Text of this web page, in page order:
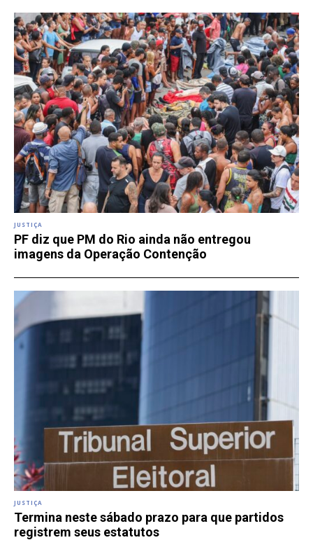
JUSTIÇA
PF diz que PM do Rio ainda não entregou
imagens da Operação Contenção
JUSTIÇA
Termina neste sábado prazo para que partidos
registrem seus estatutos